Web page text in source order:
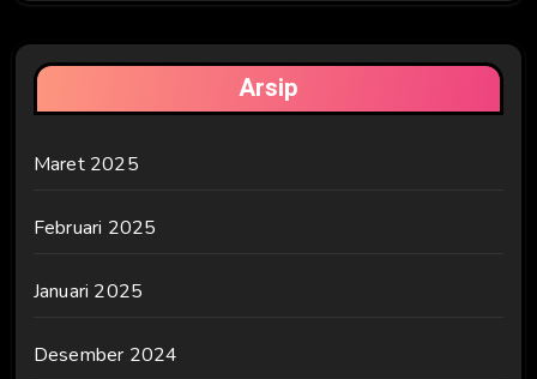
Arsip
Maret 2025
Februari 2025
Januari 2025
Desember 2024